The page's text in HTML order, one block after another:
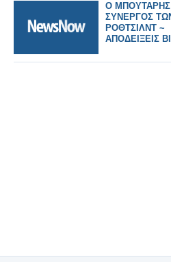
Ο ΜΠΟΥΤΑΡΗΣ
ΣΥΝΕΡΓΟΣ
ΡΟΘΤΣΙΛΝΤ ~
ΑΠΟΔΕΙΞΕΙΣ